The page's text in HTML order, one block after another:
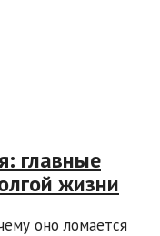
главные
жизни
оно ломается